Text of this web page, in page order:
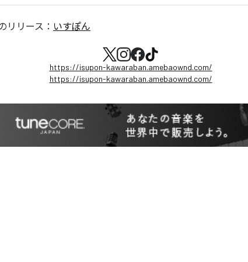
リリース： いすぽん
https://isupon-kawaraban.amebaownd.com/
https://isupon-kawaraban.amebaownd.com/